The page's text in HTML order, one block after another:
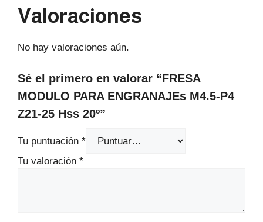
Valoraciones
No hay valoraciones aún.
Sé el primero en valorar “FRESA
MODULO PARA ENGRANAJEs M4.5-P4
Z21-25 Hss 20º”
Tu puntuación *
Tu valoración *